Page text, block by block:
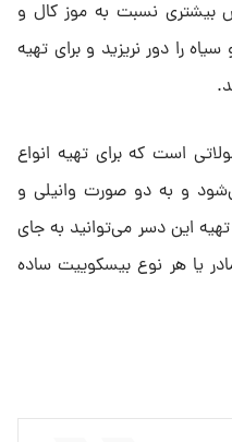
بیشتری نسبت به موز کال و
سیاه را دور نریزید و برای تهیه
است که برای تهیه انواع
و به دو صورت وانیلی و
این دسر می‌توانید به جای
یا هر نوع بیسکوییت ساده